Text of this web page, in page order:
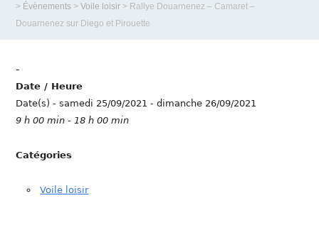
> Évènements >Voile loisir > Rallye Douarnenez – Camaret –
Douarnenez sur Diego et Pirouette
-
Date / Heure
Date(s) - samedi 25/09/2021 - dimanche 26/09/2021
9 h 00 min - 18 h 00 min
Catégories
Voile loisir